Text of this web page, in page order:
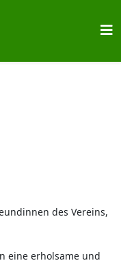
des Vereins,
eine erholsame und